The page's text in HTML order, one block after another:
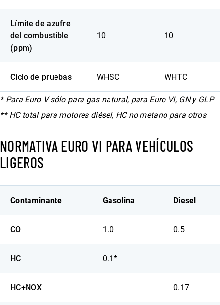
Límite de azufre
del combustible
(ppm)
10 10
Ciclo de pruebas WHSC WHTC
* Para Euro V sólo para gas natural, para Euro VI, GN y GLP
** HC total para motores diésel, HC no metano para otros
NORMATIVA EURO VI PARA VEHÍCULOS
LIGEROS
Contaminante Gasolina Diesel
CO 1.0 0.5
HC 0.1*
HC+NOX 0.17